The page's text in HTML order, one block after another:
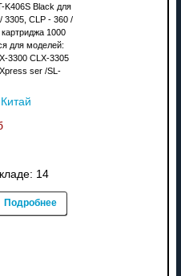
K406S Black для
3305, CLP - 360 /
1000
для моделей:
3300 CLX-3305
ser /SL-
Китай
14
Подробнее